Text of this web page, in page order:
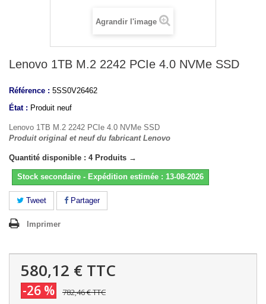
Agrandir l'image
Lenovo 1TB M.2 2242 PCIe 4.0 NVMe SSD
Référence : 5SS0V26462
État : Produit neuf
Lenovo 1TB M.2 2242 PCIe 4.0 NVMe SSD
Produit original et neuf du fabricant Lenovo
Quantité disponible : 4 Produits →
Stock secondaire - Expédition estimée : 13-08-2026
Tweet Partager
Imprimer
580,12 € TTC
-26 % 782,46 €TTC